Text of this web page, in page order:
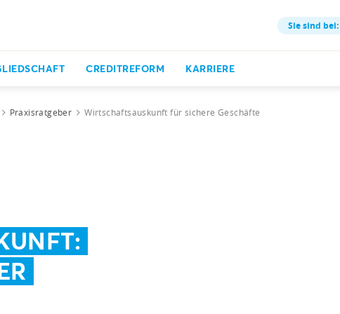
Sie sind bei:
CREDITREFORM KARRIERE
Praxisratgeber Wirtschaftsauskunft für sichere Geschäfte